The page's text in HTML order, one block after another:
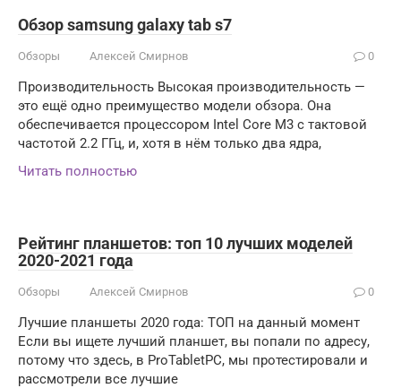
Обзор samsung galaxy tab s7
Обзоры Алексей Смирнов 0
Производительность Высокая производительность —
это ещё одно преимущество модели обзора. Она
обеспечивается процессором Intel Core M3 с тактовой
частотой 2.2 ГГц, и, хотя в нём только два ядра,
Читать полностью
Рейтинг планшетов: топ 10 лучших моделей
2020-2021 года
Обзоры Алексей Смирнов 0
Лучшие планшеты 2020 года: ТОП на данный момент
Если вы ищете лучший планшет, вы попали по адресу,
потому что здесь, в ProTabletPC, мы протестировали и
рассмотрели все лучшие